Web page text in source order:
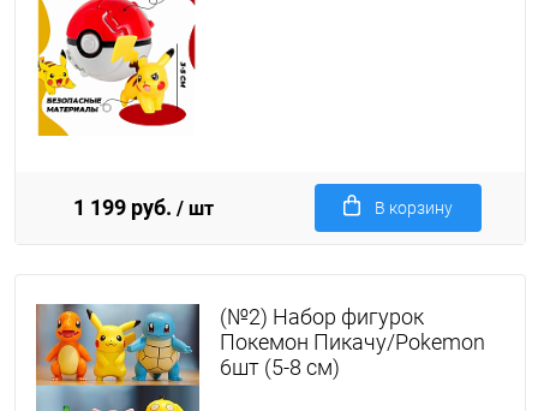
1 199 руб. / шт В корзину
(№2) Набор фигурок
Покемон Пикачу/Pokemon
6шт (5-8 см)